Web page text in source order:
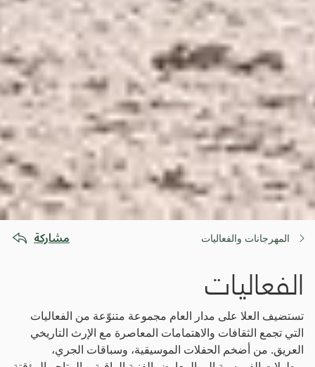
المهرجانات والفعاليات مشاركة
الفعاليات
تستضيف العلا على مدار العام مجموعة متنوّعة من الفعاليات
التي تجمع الثقافات والاهتمامات المعاصرة مع الإرث التاريخي
العريق. من أضخم الحفلات الموسيقية، وسباقات الجري،